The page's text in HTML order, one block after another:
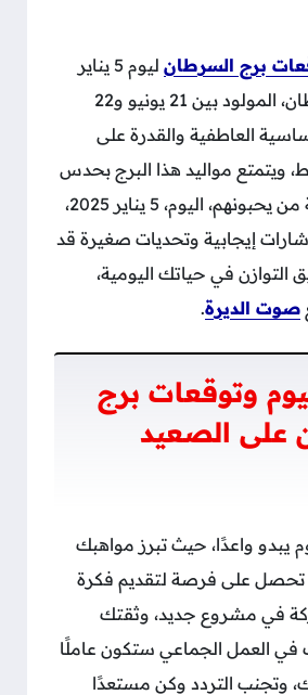
برج السرطان
ليوم 5 يناير
2025، برج السرطان، المولود بين 21 يونيو و22
العاطفية والقدرة على
ويتمتع مواليد هذا البرج بحدس
قوي وميل لرعاية من يحبونهم، اليوم، 5 يناير 2025،
إيجابية وتحديات صغيرة قد
التوازن في حياتك اليومية،
صوت الديرة.
وتوقعات برج
على الصعيد
يبدو واعدًا، حيث تبرز مواهبك
تحصل على فرصة لتقديم فكرة
في مشروع جديد، وثقتك
العمل الجماعي ستكون عاملًا
وتجنب التردد وكن مستعدًا